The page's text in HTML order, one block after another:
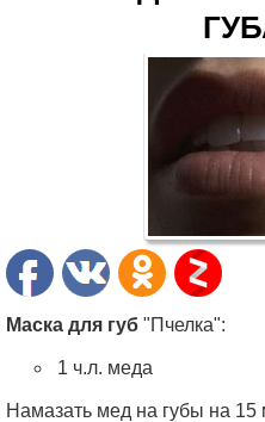
Маска для губ "Пчелка":
1 ч.л. меда
Намазать мед на губы на 15